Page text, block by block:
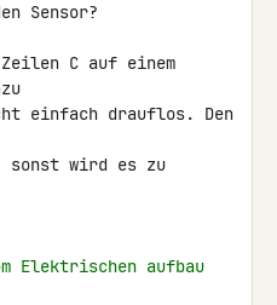
Sensor?
C auf einem
einfach drauflos. Den
sonst wird es zu
Elektrischen aufbau